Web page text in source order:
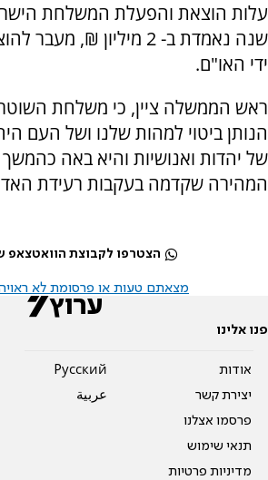
עלות הוצאת והפעלת המשלחת
שנה נאמדת ב- 2 מיליון ₪,
ידי האו"ם.
ראש הממשלה ציין, כי משלחת
הנותן ביטוי למהות שלנו ושל העם
של יהדות ואנושיות והיא באה
המהירה שקדמה בעקבות רעידת
הצטרפו לקבוצת הוואטצאפ
מצאתם טעות או פרסומת לא
פנו אלינו
אודות
יצירת קשר
פרסמו אצלנו
תנאי שימוש
מדיניות פרטיות
Pусский
عربية